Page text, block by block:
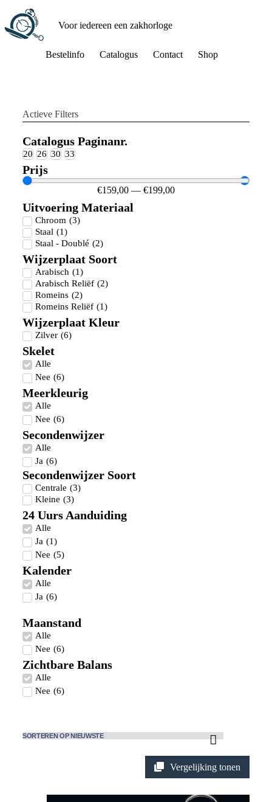
Voor iedereen een zakhorloge
Bestelinfo Catalogus Contact Shop
Actieve Filters
Catalogus Paginanr.
20 26 30 33
Prijs
€159,00— €199,00
Uitvoering Materiaal
Chroom (3)
Staal (1)
Staal - Doublé (2)
Wijzerplaat Soort
Arabisch (1)
Arabisch Reliëf (2)
Romeins (2)
Romeins Reliëf (1)
Wijzerplaat Kleur
Zilver (6)
Skelet
Alle
Nee (6)
Meerkleurig
Alle
Nee (6)
Secondenwijzer
Alle
Ja (6)
Secondenwijzer Soort
Centrale (3)
Kleine (3)
24 Uurs Aanduiding
Alle
Ja (1)
Nee (5)
Kalender
Alle
Ja (6)
Maanstand
Alle
Nee (6)
Zichtbare Balans
Alle
Nee (6)
Vergelijking tonen